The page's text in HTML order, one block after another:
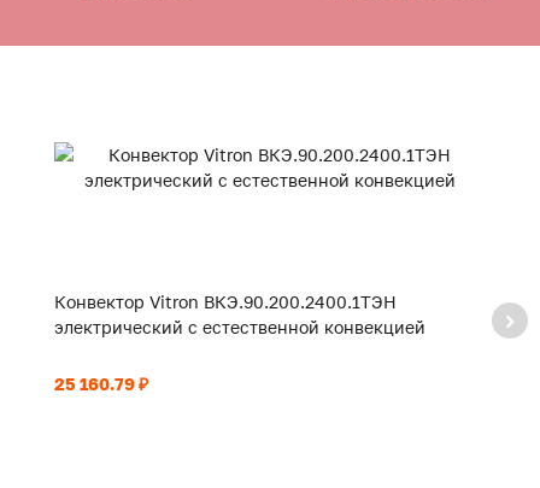
Конвектор Vitron ВКЭ.90.200.2400.1ТЭН
электрический с естественной конвекцией
25 160.79 ₽